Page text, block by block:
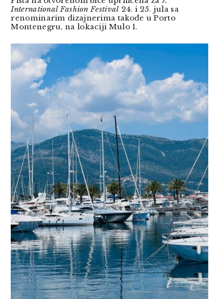
International Fashion Festival 24. i 25. jula sa
renominarim dizajnerima takođe u Porto
Montenegru, na lokaciji Mulo 1.